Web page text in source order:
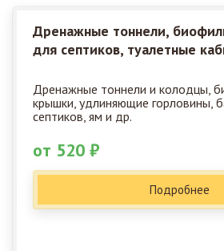
Дренажные тоннели,
для септиков, туалетные
Дренажные тоннели и колодцы,
крышки, удлиняющие горловины,
септиков, ям и др.
от 520 ₽
Подробнее